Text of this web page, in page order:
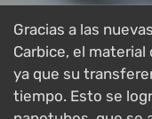
Gracias a las
Carbice, el
ya que su
tiempo. Esto se